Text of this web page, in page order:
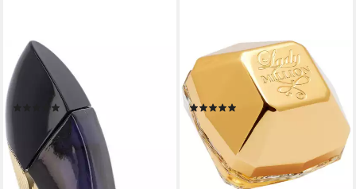
CAROLINA HERRERA
Eau de Parfum Good Girl, mit
selbstbewusstem Charakter
(644)
ab 54,99 € UVP
70,00 €
(1.833,00 €/ 1 l)
-21%
lieferbar - in 2-3 Werktagen bei dir
PACO RABANNE
Eau de Parfum Lady Million,
mit blumigen Elementen
(1334)
ab 57,49 € UVP
(191,63 €/ 100 ml)
-20%
lieferbar - in 5-6 Werktagen bei dir